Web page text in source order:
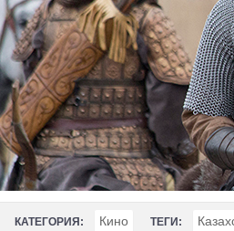
КАТЕГОРИЯ: Кино ТЕГИ: